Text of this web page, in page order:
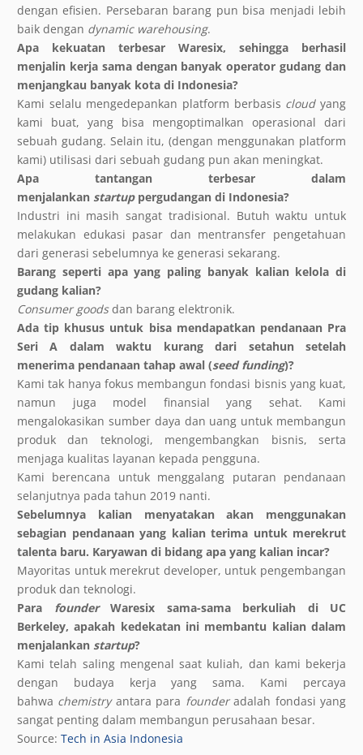
dengan efisien. Persebaran barang pun bisa menjadi lebih
baik dengan dynamic warehousing.
Apa kekuatan terbesar Waresix, sehingga berhasil
menjalin kerja sama dengan banyak operator gudang dan
menjangkau banyak kota di Indonesia?
Kami selalu mengedepankan platform berbasis cloudyang
kami buat, yang bisa mengoptimalkan operasional dari
sebuah gudang. Selain itu, (dengan menggunakan platform
kami) utilisasi dari sebuah gudang pun akan meningkat.
Apa tantangan terbesar dalam
menjalankan startup pergudangan di Indonesia?
Industri ini masih sangat tradisional. Butuh waktu untuk
melakukan edukasi pasar dan mentransfer pengetahuan
dari generasi sebelumnya ke generasi sekarang.
Barang seperti apa yang paling banyak kalian kelola di
gudang kalian?
Consumer goodsdan barang elektronik.
Ada tip khusus untuk bisa mendapatkan pendanaan Pra
Seri A dalam waktu kurang dari setahun setelah
menerima pendanaan tahap awal (seed funding)?
Kami tak hanya fokus membangun fondasi bisnis yang kuat,
namun juga model finansial yang sehat. Kami
mengalokasikan sumber daya dan uang untuk membangun
produk dan teknologi, mengembangkan bisnis, serta
menjaga kualitas layanan kepada pengguna.
Kami berencana untuk menggalang putaran pendanaan
selanjutnya pada tahun 2019 nanti.
Sebelumnya kalian menyatakan akan menggunakan
sebagian pendanaan yang kalian terima untuk merekrut
talenta baru. Karyawan di bidang apa yang kalian incar?
Mayoritas untuk merekrut developer, untuk pengembangan
produk dan teknologi.
Para founderWaresix sama-sama berkuliah di UC
Berkeley, apakah kedekatan ini membantu kalian dalam
menjalankan startup?
Kami telah saling mengenal saat kuliah, dan kami bekerja
dengan budaya kerja yang sama. Kami percaya
bahwa chemistryantara para founderadalah fondasi yang
sangat penting dalam membangun perusahaan besar.
Source: Tech in Asia Indonesia